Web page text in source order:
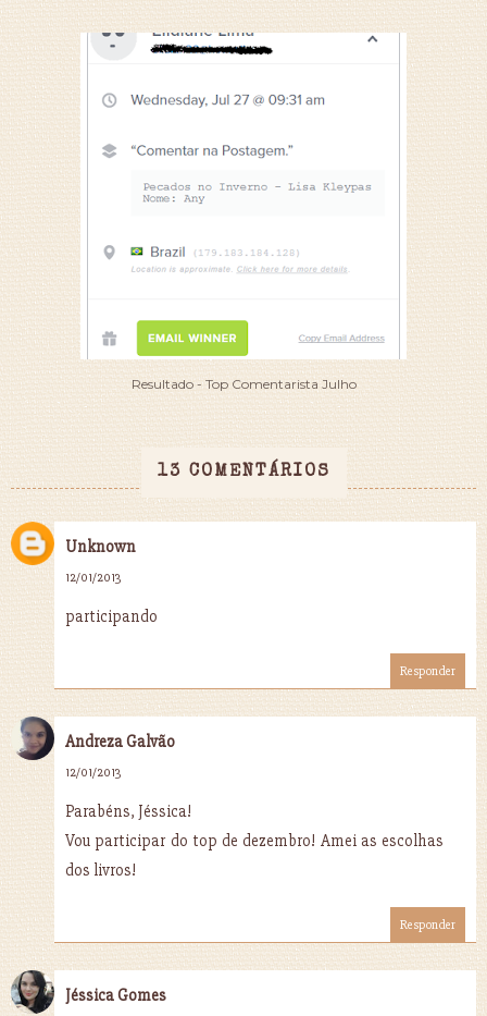
Resultado - Top Comentarista Julho
13 COMENTÁRIOS
Unknown
12/01/2013
participando
Responder
Andreza Galvão
12/01/2013
Parabéns, Jéssica!
Vou participar do top de dezembro! Amei as escolhas
dos livros!
Responder
Jéssica Gomes